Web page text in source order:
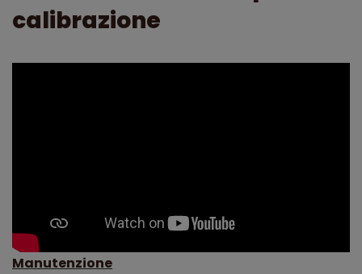
calibrazione
Manutenzione